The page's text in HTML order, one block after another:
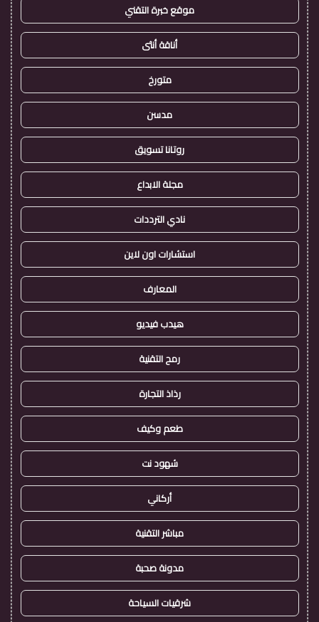
موقع خبرة التقني
أناقة أنثى
متورخ
مدسن
روتانا تسويق
مجلة الابداع
نادي الترددات
استشارات اون لاين
المعارف
هيدب فيديو
رمح التقنية
رذاذ التجارة
طعم وكيف
شهود نت
أركاني
مباشر التقنية
مدونة صحبة
شرقيات السياحة